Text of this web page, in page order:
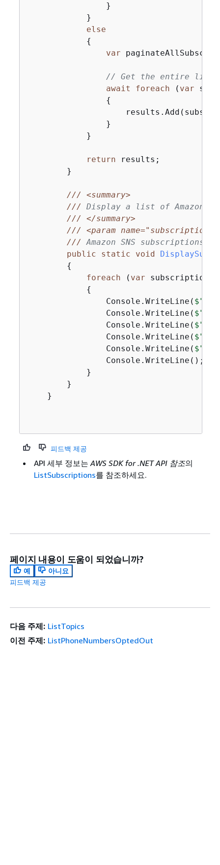
                }
            }
else
{
var
// Get the entire list
await
foreach ( var
{
                }
            }
return results;
        }
///
<summary>
/// Display a list of Amazon
///
</summary>
///
<param
/// Amazon SNS subscriptions.
public
static void
{
foreach ( var subscription
{
                Console.WriteLine(
                Console.WriteLine(
                Console.WriteLine(
                Console.WriteLine(
                Console.WriteLine(
                Console.WriteLine();
            }
        }
    }
피드백 제공
API 세부 정보는AWS SDK for .NET API 참조의
ListSubscriptions를 참조하세요.
페이지 내용이 도움이 되었습니까?
예
아니요
피드백 제공
다음 주제: ListTopics
이전 주제: ListPhoneNumbersOptedOut